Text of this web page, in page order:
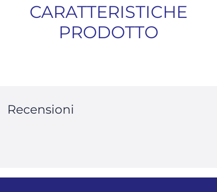
CARATTERISTICHE
PRODOTTO
Recensioni